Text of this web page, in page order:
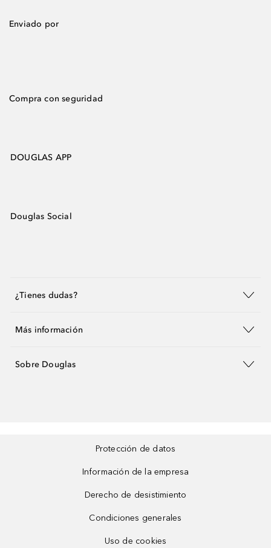
Enviado por
Compra con seguridad
DOUGLAS APP
Douglas Social
¿Tienes dudas?
Más información
Sobre Douglas
Protección de datos
Información de la empresa
Derecho de desistimiento
Condiciones generales
Uso de cookies